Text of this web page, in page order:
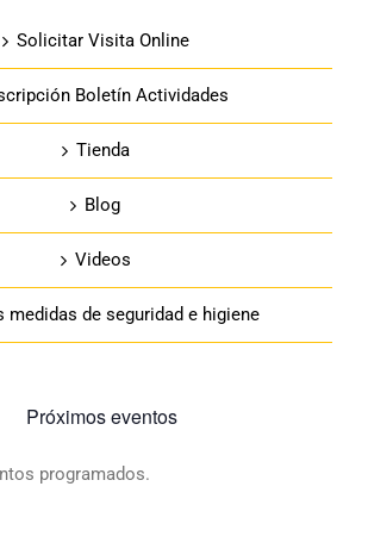
Solicitar Visita Online
Boletín Actividades
Tienda
Blog
Videos
medidas de seguridad e higiene
Próximos eventos
programados.